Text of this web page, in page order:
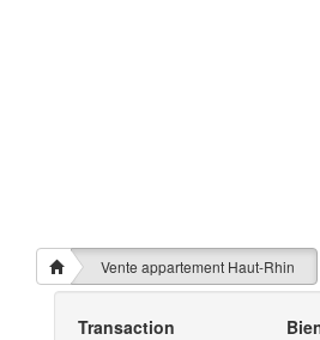
Vente appartement Haut-Rhin
Transaction